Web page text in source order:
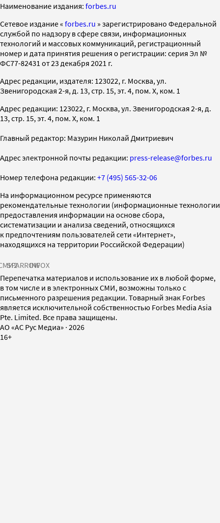
Наименование издания: forbes.ru
Cетевое издание « forbes.ru » зарегистрировано Федеральной
службой по надзору в сфере связи, информационных
технологий и массовых коммуникаций, регистрационный
номер и дата принятия решения о регистрации: серия Эл №
ФС77-82431 от 23 декабря 2021 г.
Адрес редакции, издателя: 123022, г. Москва, ул.
Звенигородская 2-я, д. 13, стр. 15, эт. 4, пом. X, ком. 1
Адрес редакции: 123022, г. Москва, ул. Звенигородская 2-я, д.
13, стр. 15, эт. 4, пом. X, ком. 1
Главный редактор: Мазурин Николай Дмитриевич
Адрес электронной почты редакции: press-release@forbes.ru
Номер телефона редакции: +7 (495) 565-32-06
На информационном ресурсе применяются
рекомендательные технологии (информационные технологии
предоставления информации на основе сбора,
систематизации и анализа сведений, относящихся
к предпочтениям пользователей сети «Интернет»,
находящихся на территории Российской Федерации)
SPARROWINFOX
Перепечатка материалов и использование их в любой форме,
в том числе и в электронных СМИ, возможны только с
письменного разрешения редакции. Товарный знак Forbes
является исключительной собственностью Forbes Media Asia
Pte. Limited. Все права защищены.
AO «АС Рус Медиа» · 2026
16+